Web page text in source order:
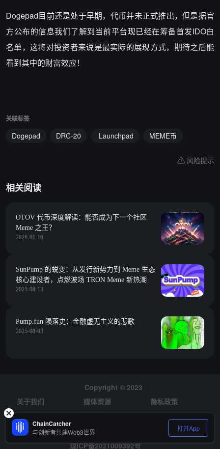
Dogepad目前还是处于早期，代币并未正式推出，但是据官
方公布的信息我们了解到当前平台现已经在筹备首发IDO白
名单，这将对投资者来说是最实际的展现方式，期待之后能
看到其中的财富效应！
关联标签
Dogepad DRC-20 Launchpad MEME币
风险提示
相关阅读
OTOV 代币深度解读：能否成为下一个社区
Meme 之王？
2026-01-16
SunPump 的蜕变：从发行新势力到 Meme 生态
核心建设者，点燃波场 TRON Meme 新热潮
2025-08-13
Pump.fun 陨落史：金融虚无主义的悲歌
2025-08-03
Copyright © 2023
关于我们
媒体资源
隐私政策
风险提示
招聘
琼ICP备2021009392号
ChainCatcher
与创新者共建Web3世界 打开App